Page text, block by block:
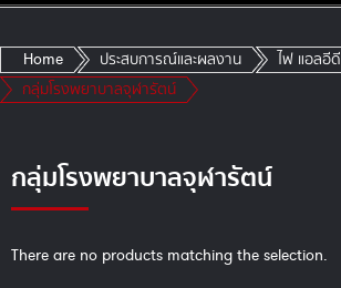
Home ประสบการณ์และผลงาน ไฟ แอลอีดี
กลุ่มโรงพยาบาลจุฬารัตน์
กลุ่มโรงพยาบาลจุฬารัตน์
There are no products matching the selection.